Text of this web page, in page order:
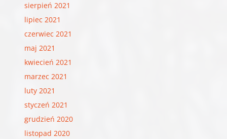
sierpień 2021
lipiec 2021
czerwiec 2021
maj 2021
kwiecień 2021
marzec 2021
luty 2021
styczeń 2021
grudzień 2020
listopad 2020